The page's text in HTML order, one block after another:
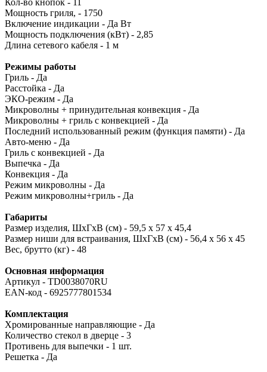
Мощность гриля, - 1750
Включение индикации - Да Вт
Мощность подключения (кВт) - 2,85
Длина сетевого кабеля - 1 м
Режимы работы
Гриль - Да
Расстойка - Да
ЭКО-режим - Да
Микроволны + принудительная конвекция - Да
Микроволны + гриль с конвекцией - Да
Последний использованный режим (функция памяти) - Да
Авто-меню - Да
Гриль с конвекцией - Да
Выпечка - Да
Конвекция - Да
Режим микроволны - Да
Режим микроволны+гриль - Да
Габариты
Размер изделия, ШхГхВ (см) - 59,5 x 57 х 45,4
Размер ниши для встраивания, ШхГхВ (см) - 56,4 x 56 x 45
Вес, брутто (кг) - 48
Основная информация
Артикул - TD0038070RU
EAN-код - 6925777801534
Комплектация
Хромированные направляющие - Да
Количество стекол в дверце - 3
Противень для выпечки - 1 шт.
Решетка - Да